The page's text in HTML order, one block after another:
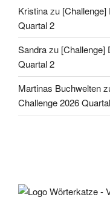
Kristinazu
Quartal 2
Sandrazu [Challenge]
Quartal 2
Martinas Buchwelten
Challenge 2026